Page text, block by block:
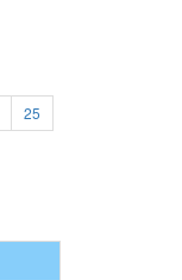
25